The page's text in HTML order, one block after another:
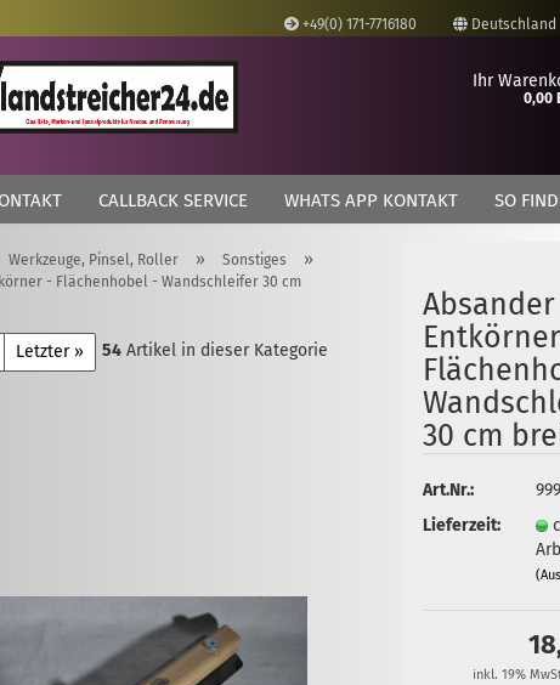
+49(0) 171-7716180 Deutschland
Lieferland
Passwort
Konto erstellen
Passwort vergessen?
Ihr
0,00
CALLBACK SERVICE WHATS APP KONTAKT SO
Werkzeuge, Pinsel, Roller » Sonstiges »
- Flächenhobel - Wandschleifer 30 cm
Letzter » 54 Artikel in dieser Kategorie
30 cm
Art.Nr.:
Lieferzeit:
inkl. 19%